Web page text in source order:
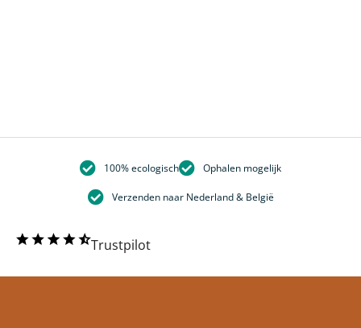
100% ecologisch Ophalen mogelijk
Verzenden naar Nederland & België
Trustpilot